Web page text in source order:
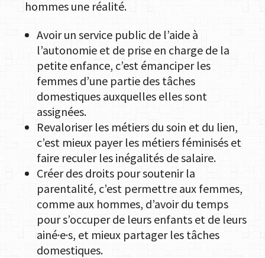
hommes une réalité.
Avoir un service public de l’aide à
l’autonomie et de prise en charge de la
petite enfance, c’est émanciper les
femmes d’une partie des tâches
domestiques auxquelles elles sont
assignées.
Revaloriser les métiers du soin et du lien,
c’est mieux payer les métiers féminisés et
faire reculer les inégalités de salaire.
Créer des droits pour soutenir la
parentalité, c’est permettre aux femmes,
comme aux hommes, d’avoir du temps
pour s’occuper de leurs enfants et de leurs
ainé·e·s, et mieux partager les tâches
domestiques.